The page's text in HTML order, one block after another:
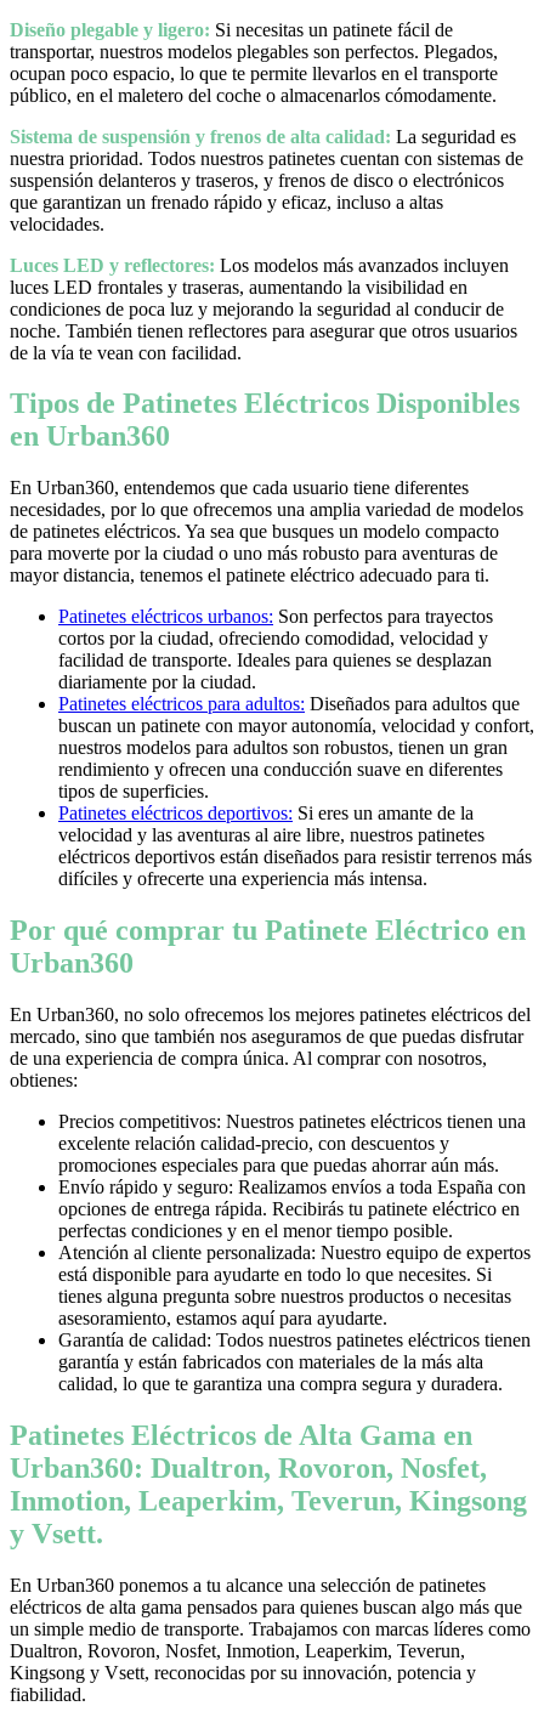
Diseño plegable y ligero: Si necesitas un patinete fácil de
transportar, nuestros modelos plegables son perfectos. Plegados,
ocupan poco espacio, lo que te permite llevarlos en el transporte
público, en el maletero del coche o almacenarlos cómodamente.
Sistema de suspensión y frenos de alta calidad: La seguridad es
nuestra prioridad. Todos nuestros patinetes cuentan con sistemas de
suspensión delanteros y traseros, y frenos de disco o electrónicos
que garantizan un frenado rápido y eficaz, incluso a altas
velocidades.
Luces LED y reflectores: Los modelos más avanzados incluyen
luces LED frontales y traseras, aumentando la visibilidad en
condiciones de poca luz y mejorando la seguridad al conducir de
noche. También tienen reflectores para asegurar que otros usuarios
de la vía te vean con facilidad.
Tipos de Patinetes Eléctricos Disponibles
en Urban360
En Urban360, entendemos que cada usuario tiene diferentes
necesidades, por lo que ofrecemos una amplia variedad de modelos
de patinetes eléctricos. Ya sea que busques un modelo compacto
para moverte por la ciudad o uno más robusto para aventuras de
mayor distancia, tenemos el patinete eléctrico adecuado para ti.
Patinetes eléctricos urbanos: Son perfectos para trayectos
cortos por la ciudad, ofreciendo comodidad, velocidad y
facilidad de transporte. Ideales para quienes se desplazan
diariamente por la ciudad.
Patinetes eléctricos para adultos: Diseñados para adultos que
buscan un patinete con mayor autonomía, velocidad y confort,
nuestros modelos para adultos son robustos, tienen un gran
rendimiento y ofrecen una conducción suave en diferentes
tipos de superficies.
Patinetes eléctricos deportivos: Si eres un amante de la
velocidad y las aventuras al aire libre, nuestros patinetes
eléctricos deportivos están diseñados para resistir terrenos más
difíciles y ofrecerte una experiencia más intensa.
Por qué comprar tu Patinete Eléctrico en
Urban360
En Urban360, no solo ofrecemos los mejores patinetes eléctricos del
mercado, sino que también nos aseguramos de que puedas disfrutar
de una experiencia de compra única. Al comprar con nosotros,
obtienes:
Precios competitivos: Nuestros patinetes eléctricos tienen una
excelente relación calidad-precio, con descuentos y
promociones especiales para que puedas ahorrar aún más.
Envío rápido y seguro: Realizamos envíos a toda España con
opciones de entrega rápida. Recibirás tu patinete eléctrico en
perfectas condiciones y en el menor tiempo posible.
Atención al cliente personalizada: Nuestro equipo de expertos
está disponible para ayudarte en todo lo que necesites. Si
tienes alguna pregunta sobre nuestros productos o necesitas
asesoramiento, estamos aquí para ayudarte.
Garantía de calidad: Todos nuestros patinetes eléctricos tienen
garantía y están fabricados con materiales de la más alta
calidad, lo que te garantiza una compra segura y duradera.
Patinetes Eléctricos de Alta Gama en
Urban360: Dualtron, Rovoron, Nosfet,
Inmotion, Leaperkim, Teverun, Kingsong
y Vsett.
En Urban360 ponemos a tu alcance una selección de patinetes
eléctricos de alta gama pensados para quienes buscan algo más que
un simple medio de transporte. Trabajamos con marcas líderes como
Dualtron, Rovoron, Nosfet, Inmotion, Leaperkim, Teverun,
Kingsong y Vsett, reconocidas por su innovación, potencia y
fiabilidad.